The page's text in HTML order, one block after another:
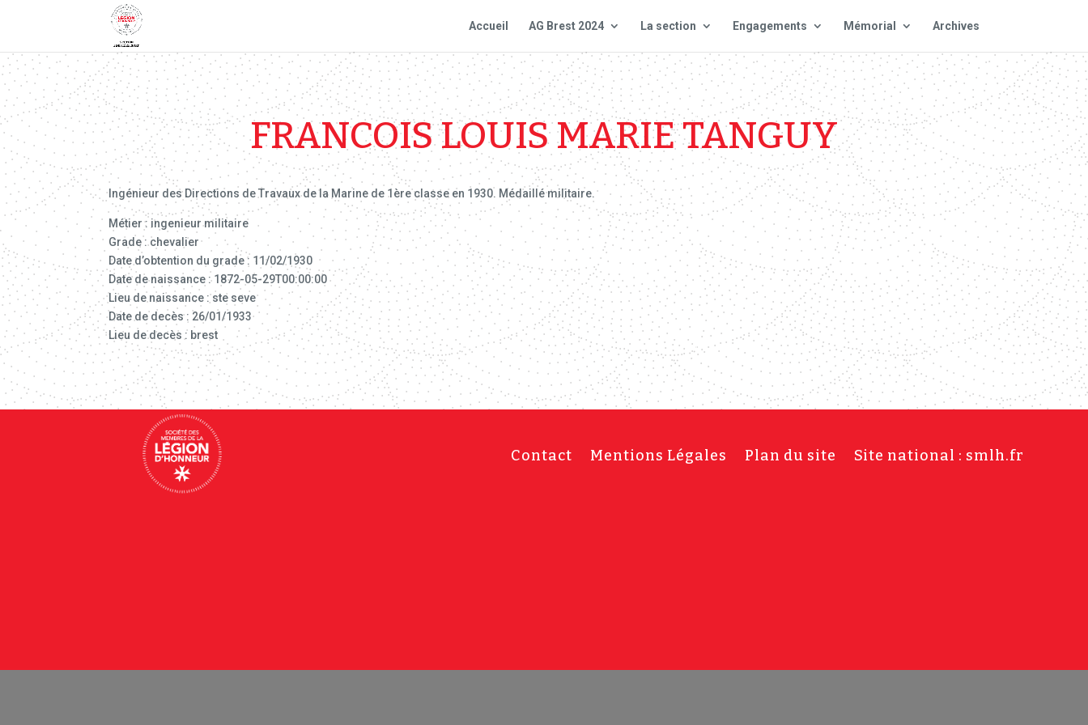
Accueil AG Brest 2024 La section Engagements Mémorial Archives
FRANCOIS LOUIS MARIE TANGUY
Ingénieur des Directions de Travaux de la Marine de 1ère classe en 1930. Médaillé militaire.
Métier : ingenieur militaire
Grade : chevalier
Date d’obtention du grade : 11/02/1930
Date de naissance : 1872-05-29T00:00:00
Lieu de naissance : ste seve
Date de decès : 26/01/1933
Lieu de decès : brest
Contact Mentions Légales Plan du site Site national : smlh.fr